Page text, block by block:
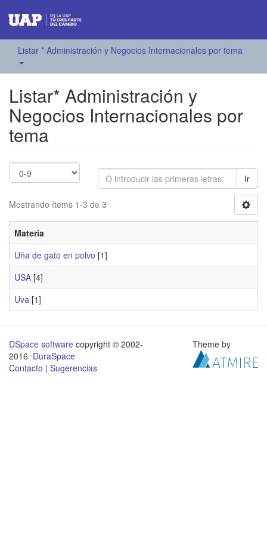
Listar * Administración y Negocios Internacionales por tema
Listar* Administración y
Negocios Internacionales por
tema
Ir
Mostrando ítems 1-3 de 3
Materia
Uña de gato en polvo [1]
USA [4]
Uva [1]
DSpace software copyright © 2002-
2016 DuraSpace
Contacto | Sugerencias
Theme by